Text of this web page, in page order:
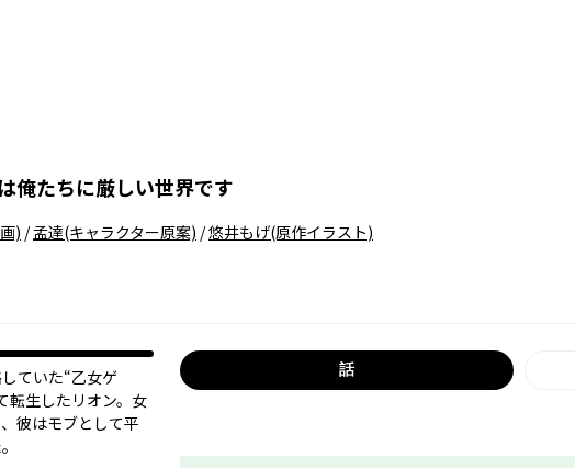
俺たちに厳しい世界です
) /孟達(キャラクター原案) /悠井もげ(原作イラスト)
ていた“乙女ゲ
転生したリオン。女
彼はモブとして平
話